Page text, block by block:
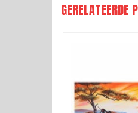
GERELATEERDE